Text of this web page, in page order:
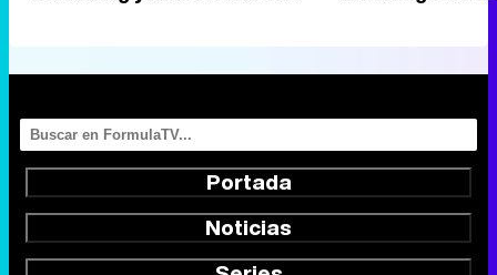
Portada
Noticias